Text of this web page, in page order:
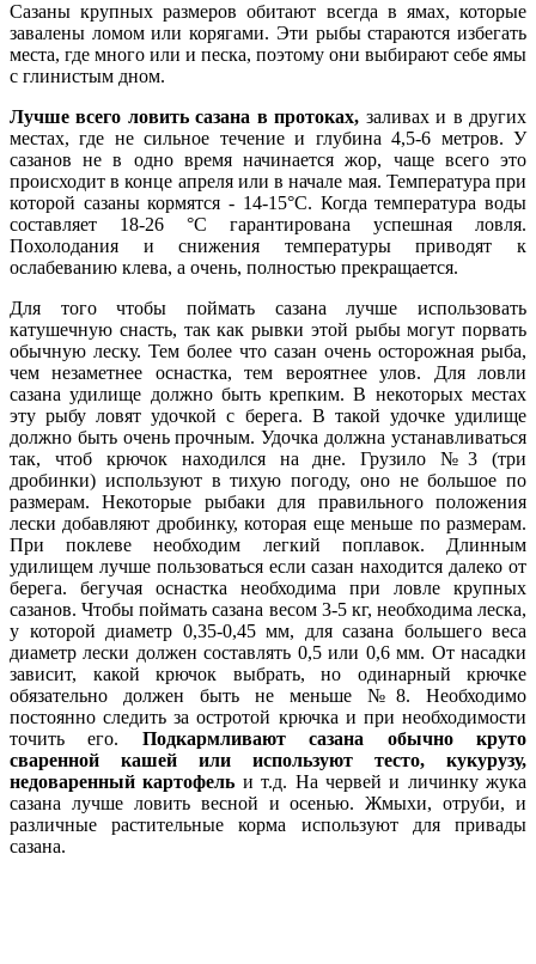
Сазаны крупных размеров обитают всегда в ямах, которые
завалены ломом или корягами. Эти рыбы стараются избегать
места, где много или и песка, поэтому они выбирают себе ямы
с глинистым дном.
Лучше всего ловить сазана в протоках, заливах и в других
местах, где не сильное течение и глубина 4,5-6 метров. У
сазанов не в одно время начинается жор, чаще всего это
происходит в конце апреля или в начале мая. Температура при
которой сазаны кормятся - 14-15°С. Когда температура воды
составляет 18-26 °С гарантирована успешная ловля.
Похолодания и снижения температуры приводят к
ослабеванию клева, а очень, полностью прекращается.
Для того чтобы поймать сазана лучше использовать
катушечную снасть, так как рывки этой рыбы могут порвать
обычную леску. Тем более что сазан очень осторожная рыба,
чем незаметнее оснастка, тем вероятнее улов. Для ловли
сазана удилище должно быть крепким. В некоторых местах
эту рыбу ловят удочкой с берега. В такой удочке удилище
должно быть очень прочным. Удочка должна устанавливаться
так, чтоб крючок находился на дне. Грузило №3 (три
дробинки) используют в тихую погоду, оно не большое по
размерам. Некоторые рыбаки для правильного положения
лески добавляют дробинку, которая еще меньше по размерам.
При поклеве необходим легкий поплавок. Длинным
удилищем лучше пользоваться если сазан находится далеко от
берега. бегучая оснастка необходима при ловле крупных
сазанов. Чтобы поймать сазана весом 3-5 кг, необходима леска,
у которой диаметр 0,35-0,45 мм, для сазана большего веса
диаметр лески должен составлять 0,5 или 0,6 мм. От насадки
зависит, какой крючок выбрать, но одинарный крючке
обязательно должен быть не меньше №8. Необходимо
постоянно следить за остротой крючка и при необходимости
точить его. Подкармливают сазана обычно круто
сваренной кашей или используют тесто, кукурузу,
недоваренный картофель и т.д. На червей и личинку жука
сазана лучше ловить весной и осенью. Жмыхи, отруби, и
различные растительные корма используют для привады
сазана.